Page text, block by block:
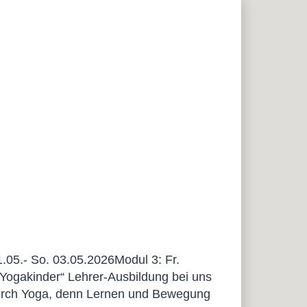
So. 03.05.2026Modul 3: Fr.
Lehrer-Ausbildung bei uns
Yoga, denn Lernen und Bewegung